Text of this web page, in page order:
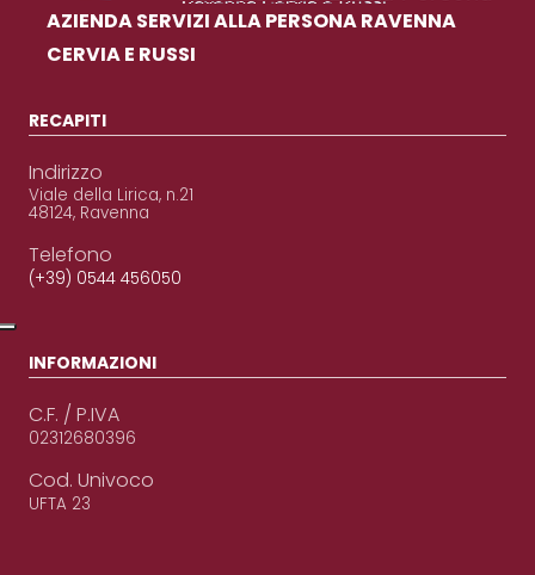
AZIENDA SERVIZI ALLA PERSONA RAVENNA
CERVIA E RUSSI
RECAPITI
Indirizzo
Viale della Lirica, n.21
48124, Ravenna
Telefono
(+39) 0544 456050
INFORMAZIONI
C.F. / P.IVA
02312680396
Cod. Univoco
UFTA 23